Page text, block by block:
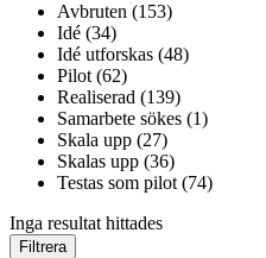
Avbruten (153)
Idé (34)
Idé utforskas (48)
Pilot (62)
Realiserad (139)
Samarbete sökes (1)
Skala upp (27)
Skalas upp (36)
Testas som pilot (74)
Inga resultat hittades
Filtrera